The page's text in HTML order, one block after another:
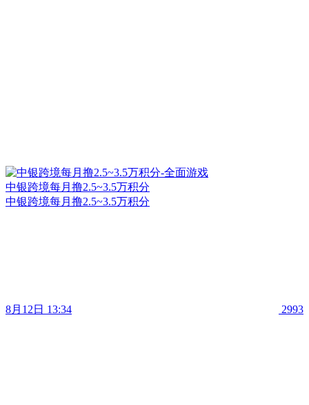
中银跨境每月撸2.5~3.5万积分
中银跨境每月撸2.5~3.5万积分
8月12日 13:34 2993